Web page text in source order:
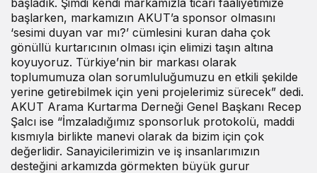
başladık. Şimdi kendi markamızla ticari faaliyetimize
başlarken, markamızın AKUT’a sponsor olmasını
‘sesimi duyan var mı?’ cümlesini kuran daha çok
gönüllü kurtarıcının olması için elimizi taşın altına
koyuyoruz. Türkiye’nin bir markası olarak
toplumumuza olan sorumluluğumuzu en etkili şekilde
yerine getirebilmek için yeni projelerimiz sürecek” dedi.
AKUT Arama Kurtarma Derneği Genel Başkanı Recep
Şalcı ise “İmzaladığımız sponsorluk protokolü, maddi
kısmıyla birlikte manevi olarak da bizim için çok
değerlidir. Sanayicilerimizin ve iş insanlarımızın
desteğini arkamızda görmekten büyük gurur